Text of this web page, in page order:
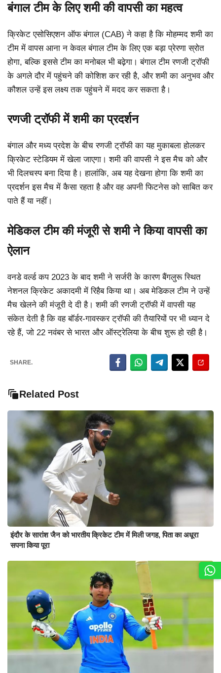
बंगाल टीम के लिए शमी की वापसी का महत्व
क्रिकेट एसोसिएशन ऑफ बंगाल (CAB) ने कहा है कि मोहम्मद शमी का
टीम में वापस आना न केवल बंगाल टीम के लिए एक बड़ा प्रेरणा स्रोत
होगा, बल्कि इससे टीम का मनोबल भी बढ़ेगा। बंगाल टीम रणजी ट्रॉफी
के अगले दौर में पहुंचने की कोशिश कर रही है, और शमी का अनुभव और
कौशल उन्हें इस लक्ष्य तक पहुंचने में मदद कर सकता है।
रणजी ट्रॉफी में शमी का प्रदर्शन
बंगाल और मध्य प्रदेश के बीच रणजी ट्रॉफी का यह मुकाबला होलकर
क्रिकेट स्टेडियम में खेला जाएगा। शमी की वापसी ने इस मैच को और
भी दिलचस्प बना दिया है। हालांकि, अब यह देखना होगा कि शमी का
प्रदर्शन इस मैच में कैसा रहता है और वह अपनी फिटनेस को साबित कर
पाते हैं या नहीं।
मेडिकल टीम की मंजूरी से शमी ने किया वापसी का
ऐलान
वनडे वर्ल्ड कप 2023 के बाद शमी ने सर्जरी के कारण बैंगलुरू स्थित
नेशनल क्रिकेट अकादमी में रिहैब किया था। अब मेडिकल टीम ने उन्हें
मैच खेलने की मंजूरी दे दी है। शमी की रणजी ट्रॉफी में वापसी यह
संकेत देती है कि वह बॉर्डर-गावस्कर ट्रॉफी की तैयारियों पर भी ध्यान दे
रहे हैं, जो 22 नवंबर से भारत और ऑस्ट्रेलिया के बीच शुरू हो रही है।
SHARE.
Related Post
इंदौर के सारांश जैन को भारतीय क्रिकेट टीम में मिली जगह, पिता का अधूरा
सपना किया पूरा